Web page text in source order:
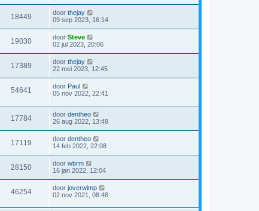
18449 door thejay
09 sep 2023, 16:14
19030 door Steve
02 jul 2023, 20:06
17389 door thejay
22 mei 2023, 12:45
54641 door Paul
05 nov 2022, 22:41
17784 door dentheo
26 aug 2022, 13:49
17119 door dentheo
14 feb 2022, 22:08
28150 door wbrm
16 jan 2022, 12:04
46254 door joverwimp
02 nov 2021, 08:48